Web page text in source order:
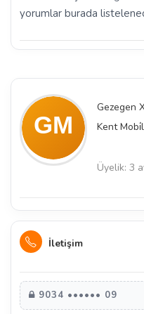
yorumlar burada
Gezegen
Kent
Üyelik: 3
İletişim
9034 •••••• 09